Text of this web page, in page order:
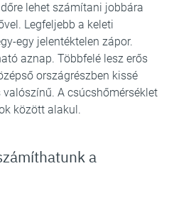
lehet számítani jobbára
Legfeljebb a keleti
egy jelentéktelen zápor.
aznap. Többfelé lesz erős
országrészben kissé
A csúcshőmérséklet
között alakul.
a